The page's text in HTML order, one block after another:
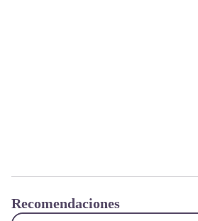
Recomendaciones